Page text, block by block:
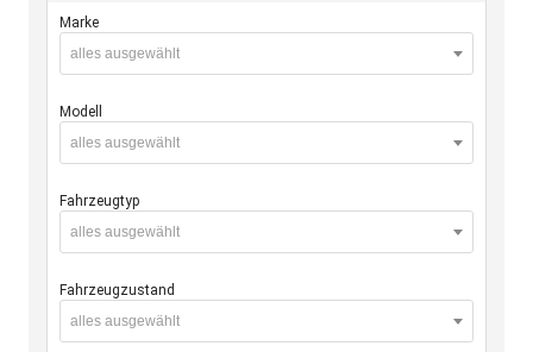
Marke
alles ausgewählt
Modell
alles ausgewählt
Fahrzeugtyp
alles ausgewählt
Fahrzeugzustand
alles ausgewählt